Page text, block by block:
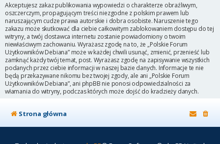
Akceptujesz zakaz publikowania wypowiedzi o charakterze obraźliwym,
oszczerczym, propagującym treści niezgodne z polskim prawem lub
naruszającym cudze prawa autorskie i dobra osobiste. Naruszenie tego
zakazu może skutkować dla ciebie całkowitym zablokowaniem dostępu do tej
witryny, a twój dostawca internetu zostanie powiadomiony o twoim
niewłaściwym zachowaniu. Wyrażasz zgodę na to, że „Polskie Forum
Użytkowników Debiana” może w każdej chwili usunąć, zmienić, przenieść lub
zamknąć każdy twój temat, post. Wyrażasz zgodę na zapisywanie wszystkich
podanych przez ciebie informacji w naszej bazie danych. Informacje te nie
będą przekazywane nikomu bez twojej zgody, ale ani „Polskie Forum
Użytkowników Debiana”, ani phpBB nie ponosi odpowiedzialności za
włamania do witryny, podczas których może dojść do kradzieży danych.
Strona główna